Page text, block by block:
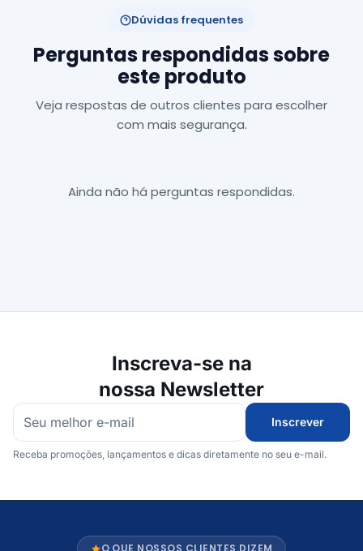
Dúvidas frequentes
Perguntas respondidas sobre
este produto
Veja respostas de outros clientes para escolher
com mais segurança.
Ainda não há perguntas respondidas.
Inscreva-se na
nossa Newsletter
Inscrever
Receba promoções, lançamentos e dicas diretamente no seu e-mail.
O QUE NOSSOS CLIENTES DIZEM